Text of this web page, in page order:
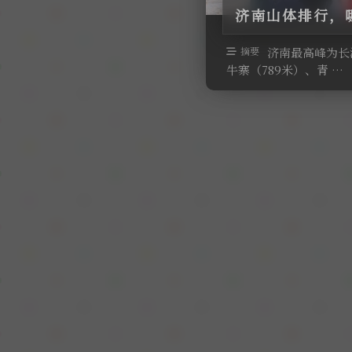
济南山体排行，
摘要
济南最高峰为
牛寨（789米）、青 …